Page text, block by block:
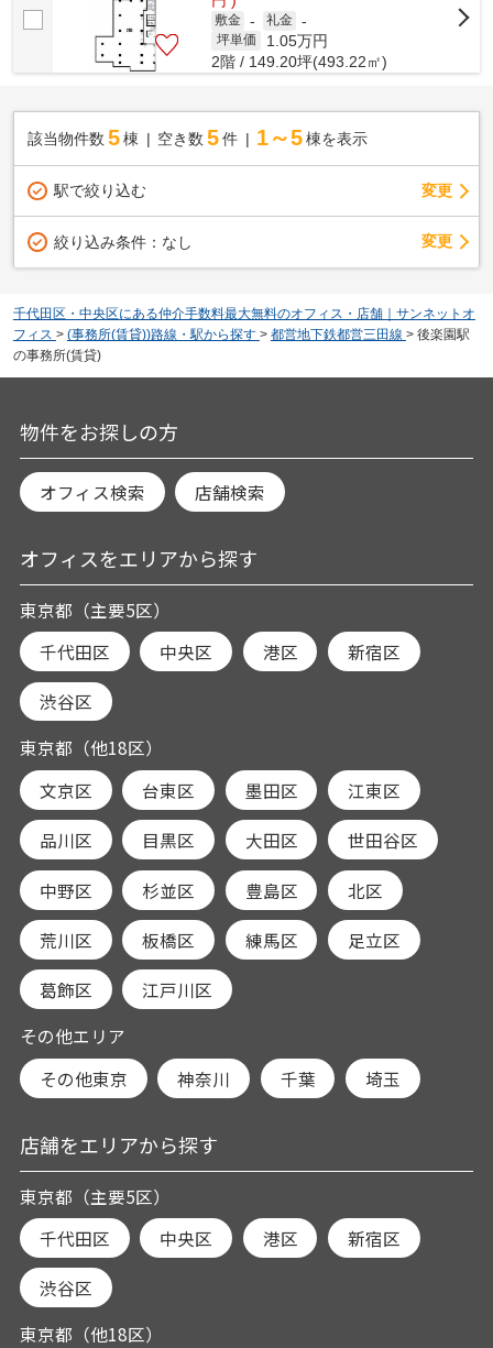
敷金 - 礼金 -
坪単価 1.05万円
2階 / 149.20坪(493.22㎡)
該当物件数 5棟 空き数 5 件 1～5 棟を表示
駅で絞り込む 変更
絞り込み条件： なし 変更
千代田区・中央区にある仲介手数料最大無料のオフィス・店舗｜サンネットオ
フィス > (事務所(賃貸))路線・駅から探す > 都営地下鉄都営三田線 > 後楽園駅
の事務所(賃貸)
物件をお探しの方
オフィス検索 店舗検索
オフィスをエリアから探す
東京都（主要5区）
千代田区
中央区 港区 新宿区
渋谷区
東京都（他18区）
文京区
台東区 墨田区 江東区
品川区 目黒区 大田区 世田谷区
中野区 杉並区 豊島区 北区
荒川区 板橋区 練馬区 足立区
葛飾区
江戸川区
その他エリア
その他東京
神奈川 千葉 埼玉
店舗をエリアから探す
東京都（主要5区）
千代田区
中央区 港区 新宿区
渋谷区
東京都（他18区）